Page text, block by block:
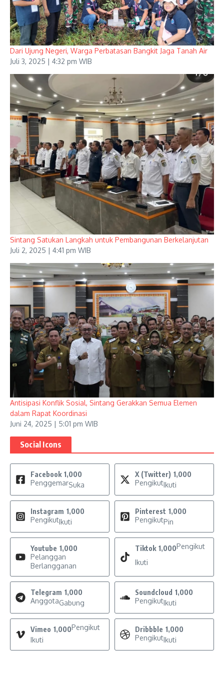
Dari Ujung Negeri, Warga Perbatasan Bangkit Jaga Tanah Air
Juli 3, 2025 | 4:32 pm WIB
Sintang Satukan Langkah untuk Pembangunan Berkelanjutan
Juli 2, 2025 | 4:41 pm WIB
Antisipasi Konflik Sosial, Sintang Gerakkan Semua Elemen
dalam Rapat Koordinasi
Juni 24, 2025 | 5:01 pm WIB
Social Icons
Facebook 1,000
PenggemarSuka
X (Twitter) 1,000
PengikutIkuti
Instagram 1,000
PengikutIkuti
Pinterest 1,000
PengikutPin
Youtube 1,000
Pelanggan
Berlangganan
Tiktok 1,000Pengikut
Ikuti
Telegram 1,000
AnggotaGabung
Soundcloud 1,000
PengikutIkuti
Vimeo 1,000Pengikut
Ikuti
Dribbble 1,000
PengikutIkuti